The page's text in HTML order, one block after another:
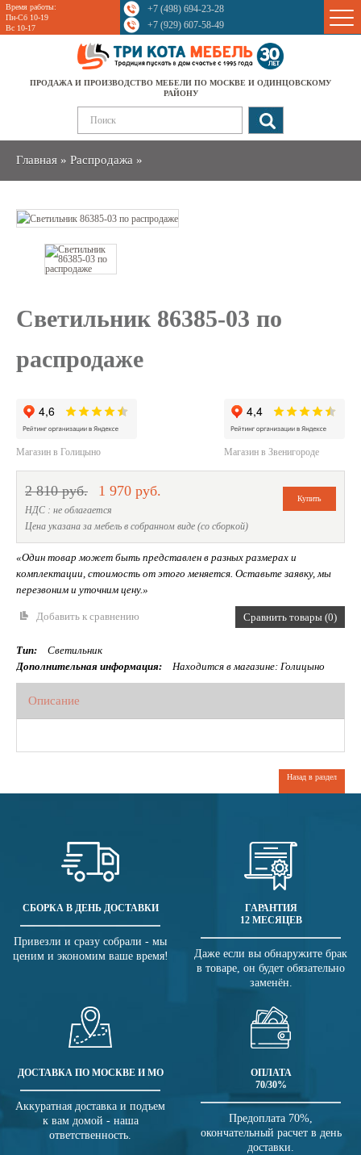
Время работы:
Пн-Сб 10-19
Вс 10-17
+7 (498) 694-23-28
+7 (929) 607-58-49
ПРОДАЖА И ПРОИЗВОДСТВО МЕБЕЛИ ПО МОСКВЕ И ОДИНЦОВСКОМУ
РАЙОНУ
Главная » Распродажа »
Sale
Светильник 86385-03 по
распродаже
Магазин в Голицыно Магазин в Звенигороде
2 810 руб. 1 970 руб.
НДС : не облагается
Цена указана за мебель в собранном виде (со сборкой)
«Один товар может быть представлен в разных размерах и
комплектации, стоимость от этого меняется. Оставьте заявку, мы
перезвоним и уточним цену.»
Добавить к сравнению Сравнить товары (0)
Тип:
Светильник
Дополнительная информация:
Находится в магазине: Голицыно
Описание
Назад в раздел
СБОРКА В ДЕНЬ ДОСТАВКИ
Привезли и сразу собрали - мы
ценим и экономим ваше время!
ГАРАНТИЯ
12 МЕСЯЦЕВ
Даже если вы обнаружите брак
в товаре, он будет обязательно
заменён.
ДОСТАВКА ПО МОСКВЕ И МО
Аккуратная доставка и подъем
к вам домой - наша
ответственность.
ОПЛАТА
70/30%
Предоплата 70%,
окончательный расчет в день
доставки.